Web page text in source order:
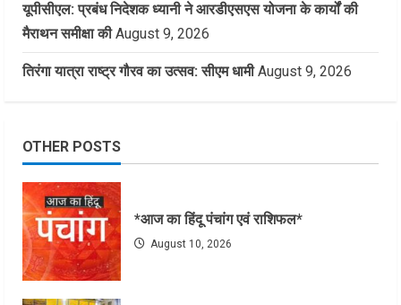
यूपीसीएल: प्रबंध निदेशक ध्यानी ने आरडीएसएस योजना के कार्यों की
मैराथन समीक्षा की August 9, 2026
तिरंगा यात्रा राष्ट्र गौरव का उत्सव: सीएम धामी August 9, 2026
OTHER POSTS
*आज का हिंदू पंचांग एवं राशिफल*
August 10, 2026